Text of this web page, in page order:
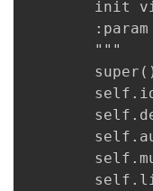
init
:param
"""
self.id =
self.desc
self.author
self.music